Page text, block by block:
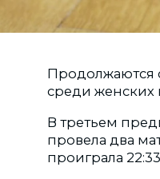
Продолжаются
среди женских
В третьем
провела два
проиграла